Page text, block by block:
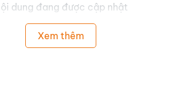
dung đang được cập nhật
Xem thêm